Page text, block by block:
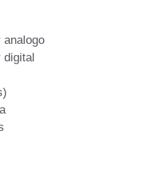
analogo
digital